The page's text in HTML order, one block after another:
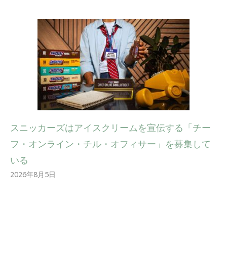
スニッカーズはアイスクリームを宣伝する「チー
フ・オンライン・チル・オフィサー」を募集して
いる
2026年8月5日